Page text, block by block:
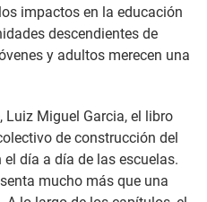
impactos en la educación
descendientes de
y adultos merecen una
Luiz Miguel Garcia, el libro
de construcción del
día a día de las escuelas.
mucho más que una